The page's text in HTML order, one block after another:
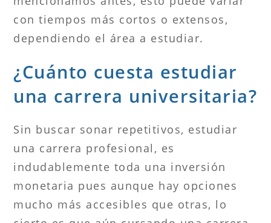
con tiempos más cortos o extensos,
dependiendo el área a estudiar.
¿Cuánto cuesta estudiar
una carrera universitaria?
Sin buscar sonar repetitivos, estudiar
una carrera profesional, es
indudablemente toda una inversión
monetaria pues aunque hay opciones
mucho más accesibles que otras, lo